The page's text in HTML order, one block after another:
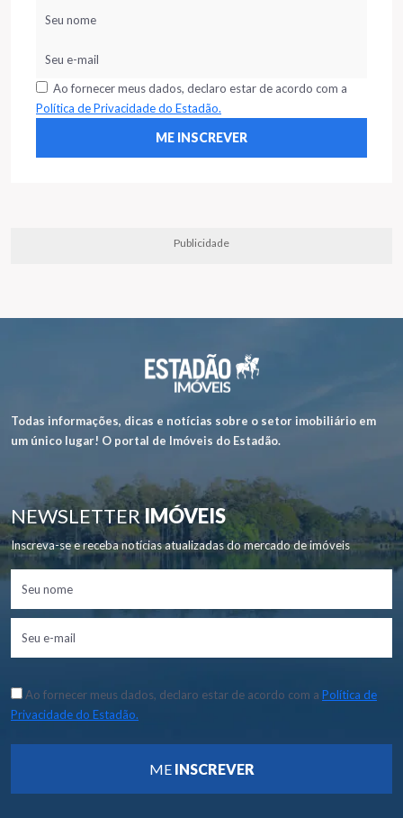
Ao fornecer meus dados, declaro estar de acordo com a
Política de Privacidade do Estadão.
Publicidade
Todas informações, dicas e notícias sobre o setor imobiliário em
um único lugar! O portal de Imóveis do Estadão.
NEWSLETTERIMÓVEIS
Inscreva-se e receba notícias atualizadas do mercado de imóveis
Ao fornecer meus dados, declaro estar de acordo com a Política de
Privacidade do Estadão.
ME INSCREVER